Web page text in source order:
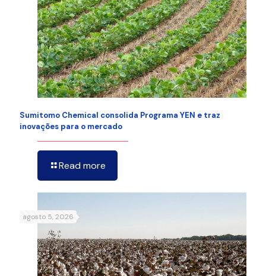
Sumitomo Chemical consolida Programa YEN e traz
inovações para o mercado
Read more
agosto 5, 2026